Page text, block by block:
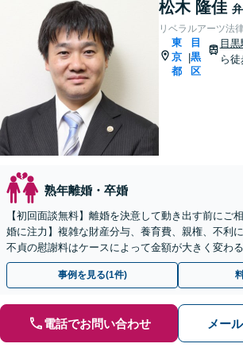
松木 隆佳
リベラルアーツ法
東
京
都
|
目
黒
区
目黒
ら
熟年離婚・卒婚
【初回面談無料】離婚を決意して動き出す前にご
婚に注力】複雑な財産分与、養育費、親権、不利
不貞の慰謝料はケースによって金額が大きく変わ
対応いたします。どうぞご安心ください【目黒駅
事例を見る(1件)
電話でお問い合わせ メー